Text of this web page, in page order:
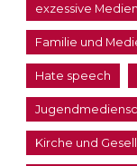
exzessive
Familie und
Hate speech
Kirche und